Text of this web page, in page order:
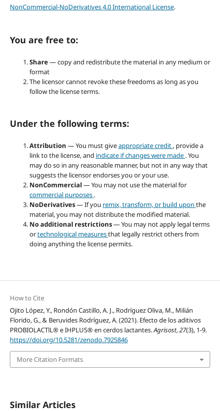
NonCommercial-NoDerivatives 4.0 International License.
You are free to:
Share— copy and redistribute the material in any medium or
format
The licensor cannot revoke these freedoms as long as you
follow the license terms.
Under the following terms:
Attribution — You must giveappropriate credit , provide a
link to the license, and indicate if changes were made . You
may do so in any reasonable manner, but not in any way that
suggests the licensor endorses you or your use.
NonCommercial — You may not use the material for
commercial purposes .
NoDerivatives— If you remix, transform, or build upon the
material, you may not distribute the modified material.
No additional restrictions— You may not apply legal terms
ortechnological measuresthat legally restrict others from
doing anything the license permits.
How to Cite
Ojito López, Y., Rondón Castillo, A. J., Rodríguez Oliva, M., Milián
Florido, G., & Beruvides Rodríguez, A. (2021). Efecto de los aditivos
PROBIOLACTlL® e IHPLUS® en cerdos lactantes.Agrisost,27(3), 1-9.
https://doi.org/10.5281/zenodo.7925846
More Citation Formats
Similar Articles